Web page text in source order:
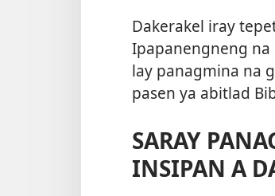
Dakerakel iray
Ipapanengneng na
lay panagmina na
pasen ya abitlad
SARAY
INSIPAN A